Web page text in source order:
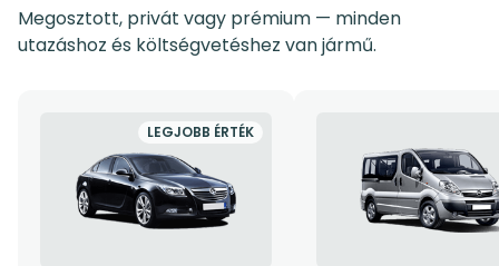
Megosztott, privát vagy prémium — minden
utazáshoz és költségvetéshez van jármű.
LEGJOBB ÉRTÉK